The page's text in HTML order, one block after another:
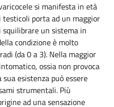
si manifesta in età
testicoli porta ad un maggior
squilibrare un sistema in
condizione è molto
(da 0 a 3). Nella maggior
ossia non provoca
esistenza può essere
strumentali. Più
ad una sensazione